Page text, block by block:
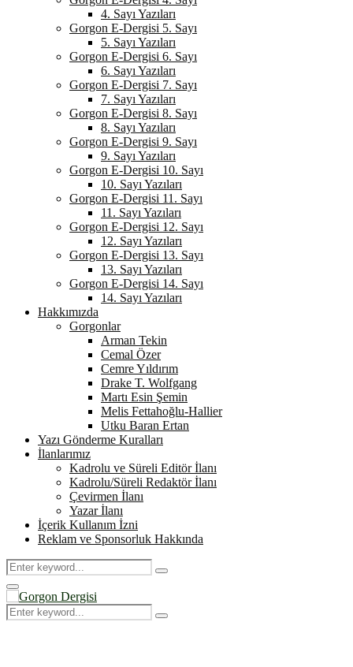
4. Sayı Yazıları
Gorgon E-Dergisi 5. Sayı
5. Sayı Yazıları
Gorgon E-Dergisi 6. Sayı
6. Sayı Yazıları
Gorgon E-Dergisi 7. Sayı
7. Sayı Yazıları
Gorgon E-Dergisi 8. Sayı
8. Sayı Yazıları
Gorgon E-Dergisi 9. Sayı
9. Sayı Yazıları
Gorgon E-Dergisi 10. Sayı
10. Sayı Yazıları
Gorgon E-Dergisi 11. Sayı
11. Sayı Yazıları
Gorgon E-Dergisi 12. Sayı
12. Sayı Yazıları
Gorgon E-Dergisi 13. Sayı
13. Sayı Yazıları
Gorgon E-Dergisi 14. Sayı
14. Sayı Yazıları
Hakkımızda
Gorgonlar
Arman Tekin
Cemal Özer
Cemre Yıldırım
Drake T. Wolfgang
Martı Esin Şemin
Melis Fettahoğlu-Hallier
Utku Baran Ertan
Yazı Gönderme Kuralları
İlanlarımız
Kadrolu ve Süreli Editör İlanı
Kadrolu/Süreli Redaktör İlanı
Çevirmen İlanı
Yazar İlanı
İçerik Kullanım İzni
Reklam ve Sponsorluk Hakkında
Search
for:
Search
Primary
Menu
Search
for:
Search